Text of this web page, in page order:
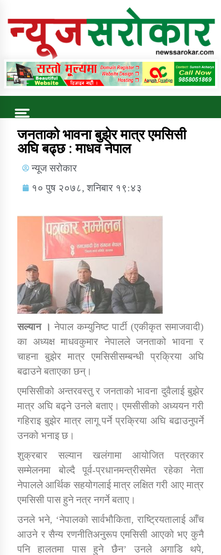
Online News Portal
Trending Now
कुषि बिकास कार्यालय जुम्ला सुचना सन्देश
डिभिजन कार्यालय जुम्लाको सुचना सन्देश
कर्णाली प्रविधि शिक्षालय जुम्लाको सुचना
सामाजिक बिकास कार्यालय जुम्लाकाे सुचना
कार्यक्रम कार्यान्वयन एकाई जुम्लाको सुचना
जनताको भावना बुझेर मात्र एमसिसी
अघि बढ्छ : माधव नेपाल
न्यूज सरोकार
१० पुष २०७८, शनिबार १९:४३
सल्यान । नेपाल कम्युनिष्ट पार्टी (एकीकृत समाजवादी)
का अध्यक्ष माधवकुमार नेपालले जनताको भावना र
चाहना बुझेर मात्र एमसिसीसम्बन्धी प्रक्रिया अघि
बढाउने बताएका छन्।
एमसिसीको अन्तरवस्तु र जनताको भावना दुवैलाई बुझेर
मात्र अघि बढ्ने उनले बताए। एमसीसीको अध्ययन गरी
गहिराइ बुझेर मात्र लागू पर्ने प्रक्रिया अघि बढाउनुपर्ने
उनको भनाइ छ।
शुक्रबार सल्यान खलंगामा आयोजित पत्रकार
सम्मेलनमा बोल्दै पूर्व-प्रधानमन्त्रीसमेत रहेका नेता
नेपालले आर्थिक सहयोगलाई मात्र लक्षित गरी आए मात्र
एमसिसी पास हुने नत्र नगर्ने बताए।
उनले भने, ‘नेपालको सार्वभौकिता, राष्ट्रियतालाई आँच
आउने र सैन्य रणनीतिअनुरूप एमसिसी आएको भए कुनै
पनि हालतमा पास हुने छैन’ उनले अगाडि थपे,